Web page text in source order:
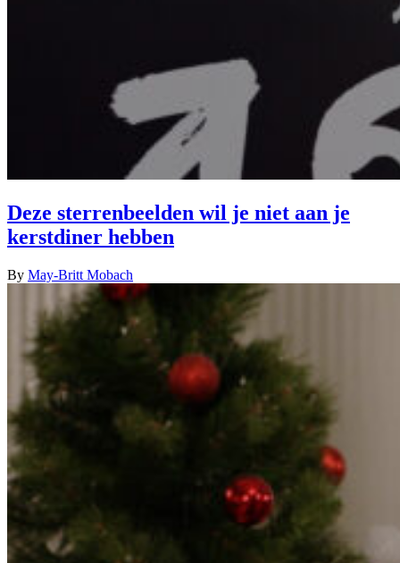
Deze sterrenbeelden wil je niet aan je
kerstdiner hebben
By May-Britt Mobach